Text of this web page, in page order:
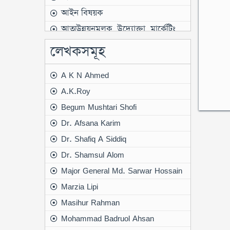
আইন বিষয়ক
আত্মউন্নয়নমূলক, উদ্যোক্তা, মার্কেটিং
আন্তর্জাতিক বাণিজ্য বৈদেশিক বিনিময়
ও অর্থায়ন
আন্তর্জাতিক সম্পর্ক
ইতিহাস
ইতিহাস বিষয়ক
ইতিহাস স্লাইড ১
ইসলামী বই
উপন্যাস
উপন্যাস স্লাইড ১
উপন্যাসসমগ্র
কবিতা
কবিতা-বইমেলা ২০২৫
লেখকসমূহ
A K N Ahmed
A.K.Roy
Begum Mushtari Shofi
Dr. Afsana Karim
Dr. Shafiq A Siddiq
Dr. Shamsul Alom
Major General Md. Sarwar Hossain
Marzia Lipi
Masihur Rahman
Mohammad Badruol Ahsan